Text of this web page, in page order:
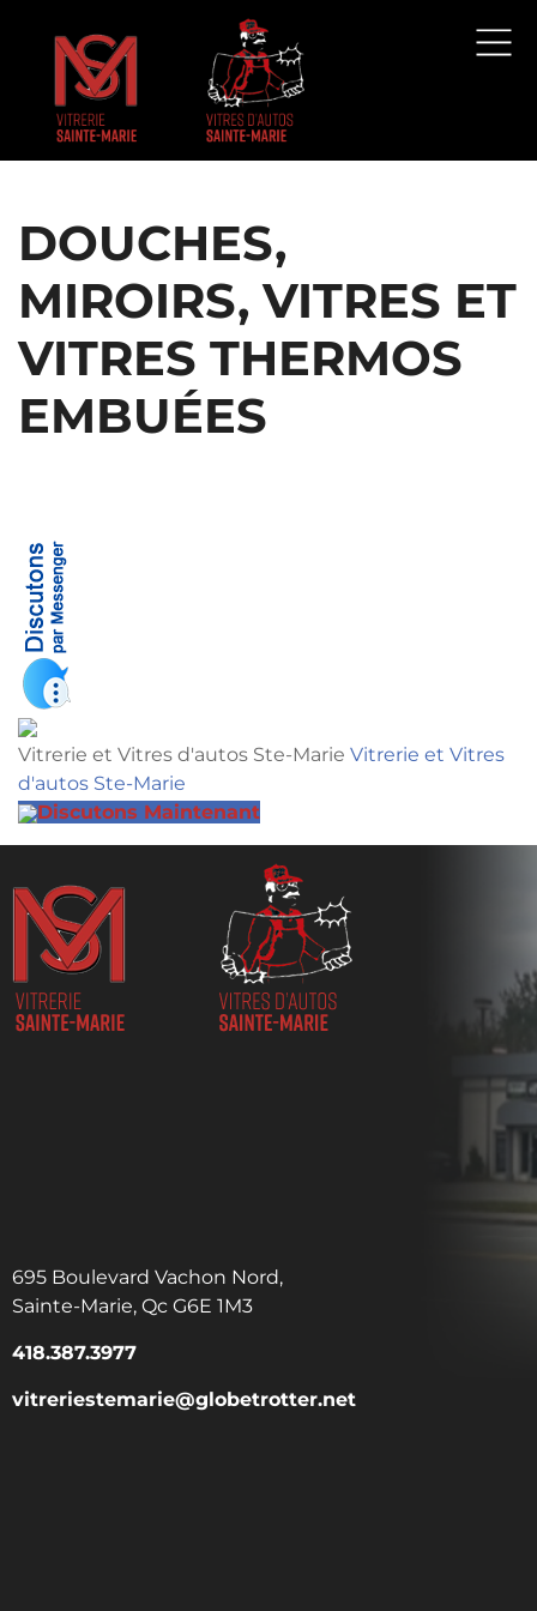
DOUCHES,
MIROIRS, VITRES ET
VITRES THERMOS
EMBUÉES
Vitrerie et Vitres d'autos Ste-Marie Vitrerie et Vitres
d'autos Ste-Marie
Discutons Maintenant
695 Boulevard Vachon Nord,
Sainte-Marie, Qc G6E 1M3
418.387.3977
vitreriestemarie@globetrotter.net